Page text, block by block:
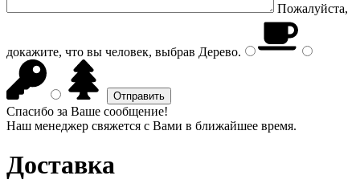
Пожалуйста,
докажите, что вы человек, выбрав Дерево.
Спасибо за Ваше сообщение!
Наш менеджер свяжется с Вами в ближайшее время.
Доставка